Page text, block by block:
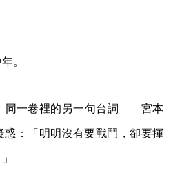
。
同一卷裡的另一句台詞——宮本
惑：「明明沒有要戰鬥，卻要揮